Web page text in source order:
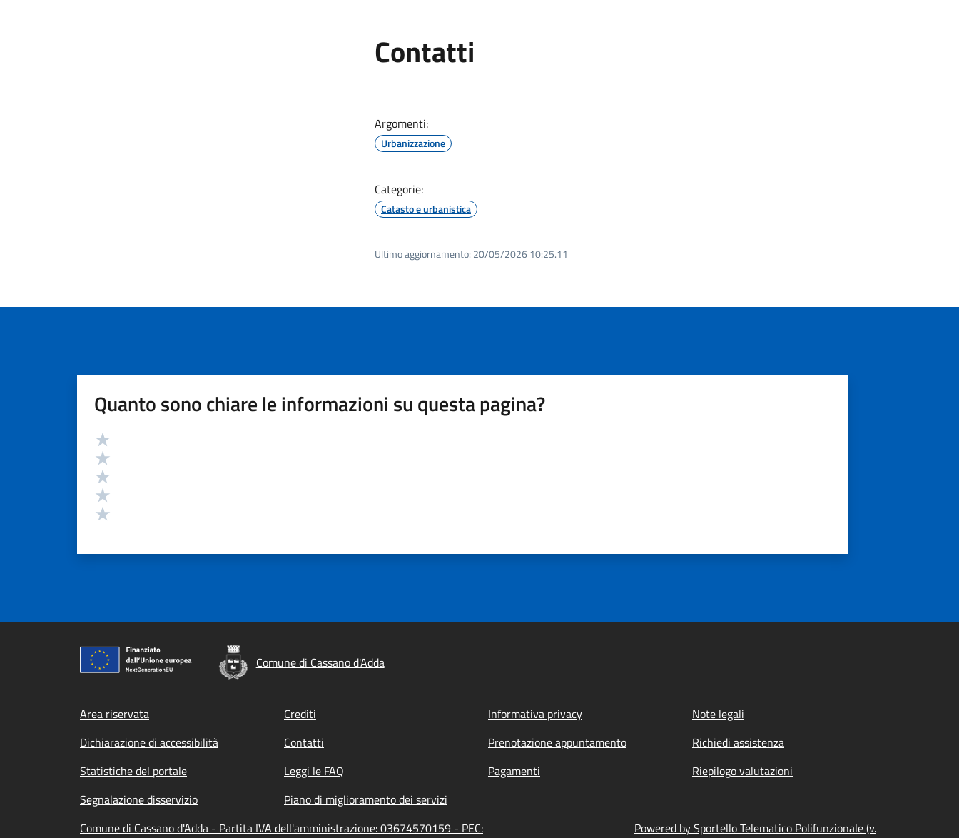
Contatti
Argomenti:
Urbanizzazione
Categorie:
Catasto e urbanistica
Ultimo aggiornamento: 20/05/2026 10:25.11
Quanto sono chiare le informazioni su questa pagina?
Valutazione
Comune di Cassano d'Adda
Footer menu
Area riservata Crediti Informativa privacy
Note legali
Dichiarazione di accessibilità
Contatti Prenotazione appuntamento
Richiedi assistenza
Statistiche del portale
Leggi le FAQ Pagamenti
Riepilogo valutazioni
Segnalazione disservizio
Piano di miglioramento dei servizi
Comune di Cassano d'Adda - Partita IVA dell'amministrazione: 03674570159 - PEC:
Powered by Sportello Telematico Polifunzionale (v.